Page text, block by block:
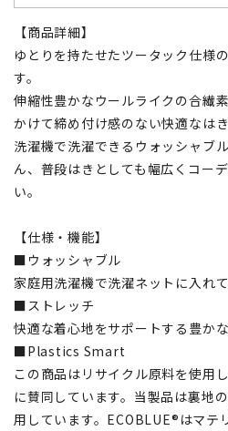
【商品詳細】
ゆとりを持たせたツータック仕様
す。
伸縮性豊かなウールライクの合繊
かけて締め付け感のない快適なは
洗濯機で洗濯できるウォッシャブ
ん、普段はきとしても幅広くコー
い。
【仕様・機能】
■ウォッシャブル
家庭用洗濯機で洗濯ネットに入れ
■ストレッチ
快適な着心地をサポートする豊かな
■Plastics Smart
この商品はリサイクル原料を使用
に賛同しています。当製品は裏地
用しています。ECOBLUE®はマテ